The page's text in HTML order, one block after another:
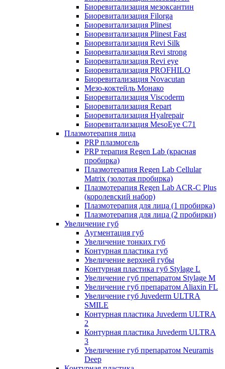
Биоревитализация мезоксантин
Биоревитализация Filorga
Биоревитализация Plinest
Биоревитализация Plinest Fast
Биоревитализация Revi Silk
Биоревитализация Revi strong
Биоревитализация Revi eye
Биоревитализация PROFHILO
Биоревитализация Novacutan
Мезо-коктейль Монако
Биоревитализация Viscoderm
Биоревитализация Repart
Биоревитализация Hyalrepair
Биоревитализация MesoEye C71
Плазмотерапия лица
PRP плазмогель
PRP терапия Regen Lab (красная
пробирка)
Плазмотерапия Regen Lab Cellular
Matrix (золотая пробирка)
Плазмотерапия Regen Lab ACR-C Plus
(королевский набор)
Плазмотерапия для лица (1 пробирка)
Плазмотерапия для лица (2 пробирки)
Увеличение губ
Аугментация губ
Увеличение тонких губ
Контурная пластика губ
Увеличение верхней губы
Контурная пластика губ Stylage L
Увеличение губ препаратом Stylage M
Увеличение губ препаратом Aliaxin FL
Увеличение губ Juvederm ULTRA
SMILE
Контурная пластика Juvederm ULTRA
2
Контурная пластика Juvederm ULTRA
3
Увеличение губ препаратом Neuramis
Deep